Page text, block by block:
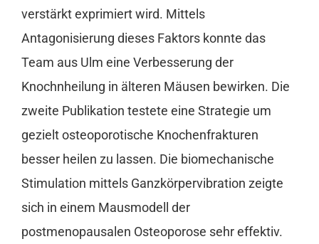
verstärkt exprimiert wird. Mittels
Antagonisierung dieses Faktors konnte das
Team aus Ulm eine Verbesserung der
Knochnheilung in älteren Mäusen bewirken. Die
zweite Publikation testete eine Strategie um
gezielt osteoporotische Knochenfrakturen
besser heilen zu lassen. Die biomechanische
Stimulation mittels Ganzkörpervibration zeigte
sich in einem Mausmodell der
postmenopausalen Osteoporose sehr effektiv.